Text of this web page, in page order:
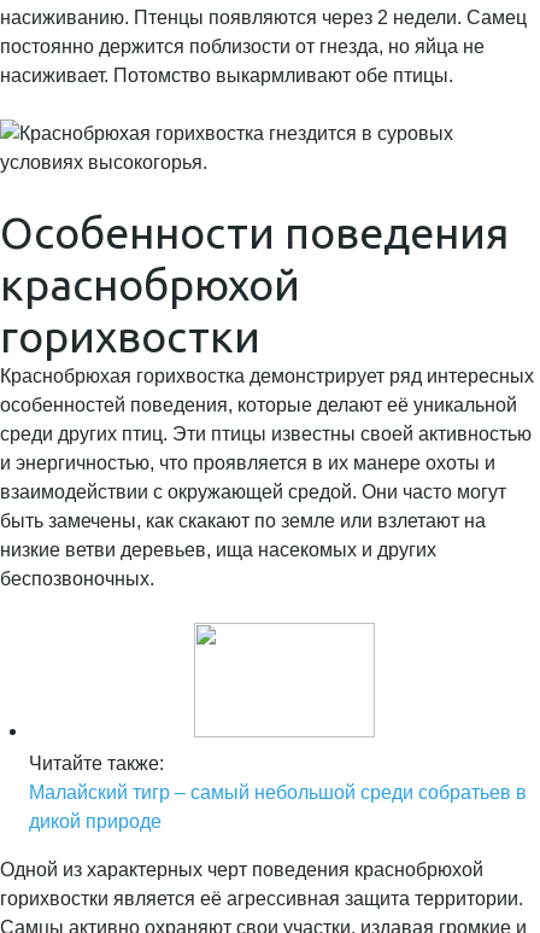
насиживанию. Птенцы появляются через 2 недели. Самец
постоянно держится поблизости от гнезда, но яйца не
насиживает. Потомство выкармливают обе птицы.
Особенности поведения
краснобрюхой
горихвостки
Краснобрюхая горихвостка демонстрирует ряд интересных
особенностей поведения, которые делают её уникальной
среди других птиц. Эти птицы известны своей активностью
и энергичностью, что проявляется в их манере охоты и
взаимодействии с окружающей средой. Они часто могут
быть замечены, как скакают по земле или взлетают на
низкие ветви деревьев, ища насекомых и других
беспозвоночных.
Читайте также:
Малайский тигр – самый небольшой среди собратьев в
дикой природе
Одной из характерных черт поведения краснобрюхой
горихвостки является её агрессивная защита территории.
Самцы активно охраняют свои участки, издавая громкие и